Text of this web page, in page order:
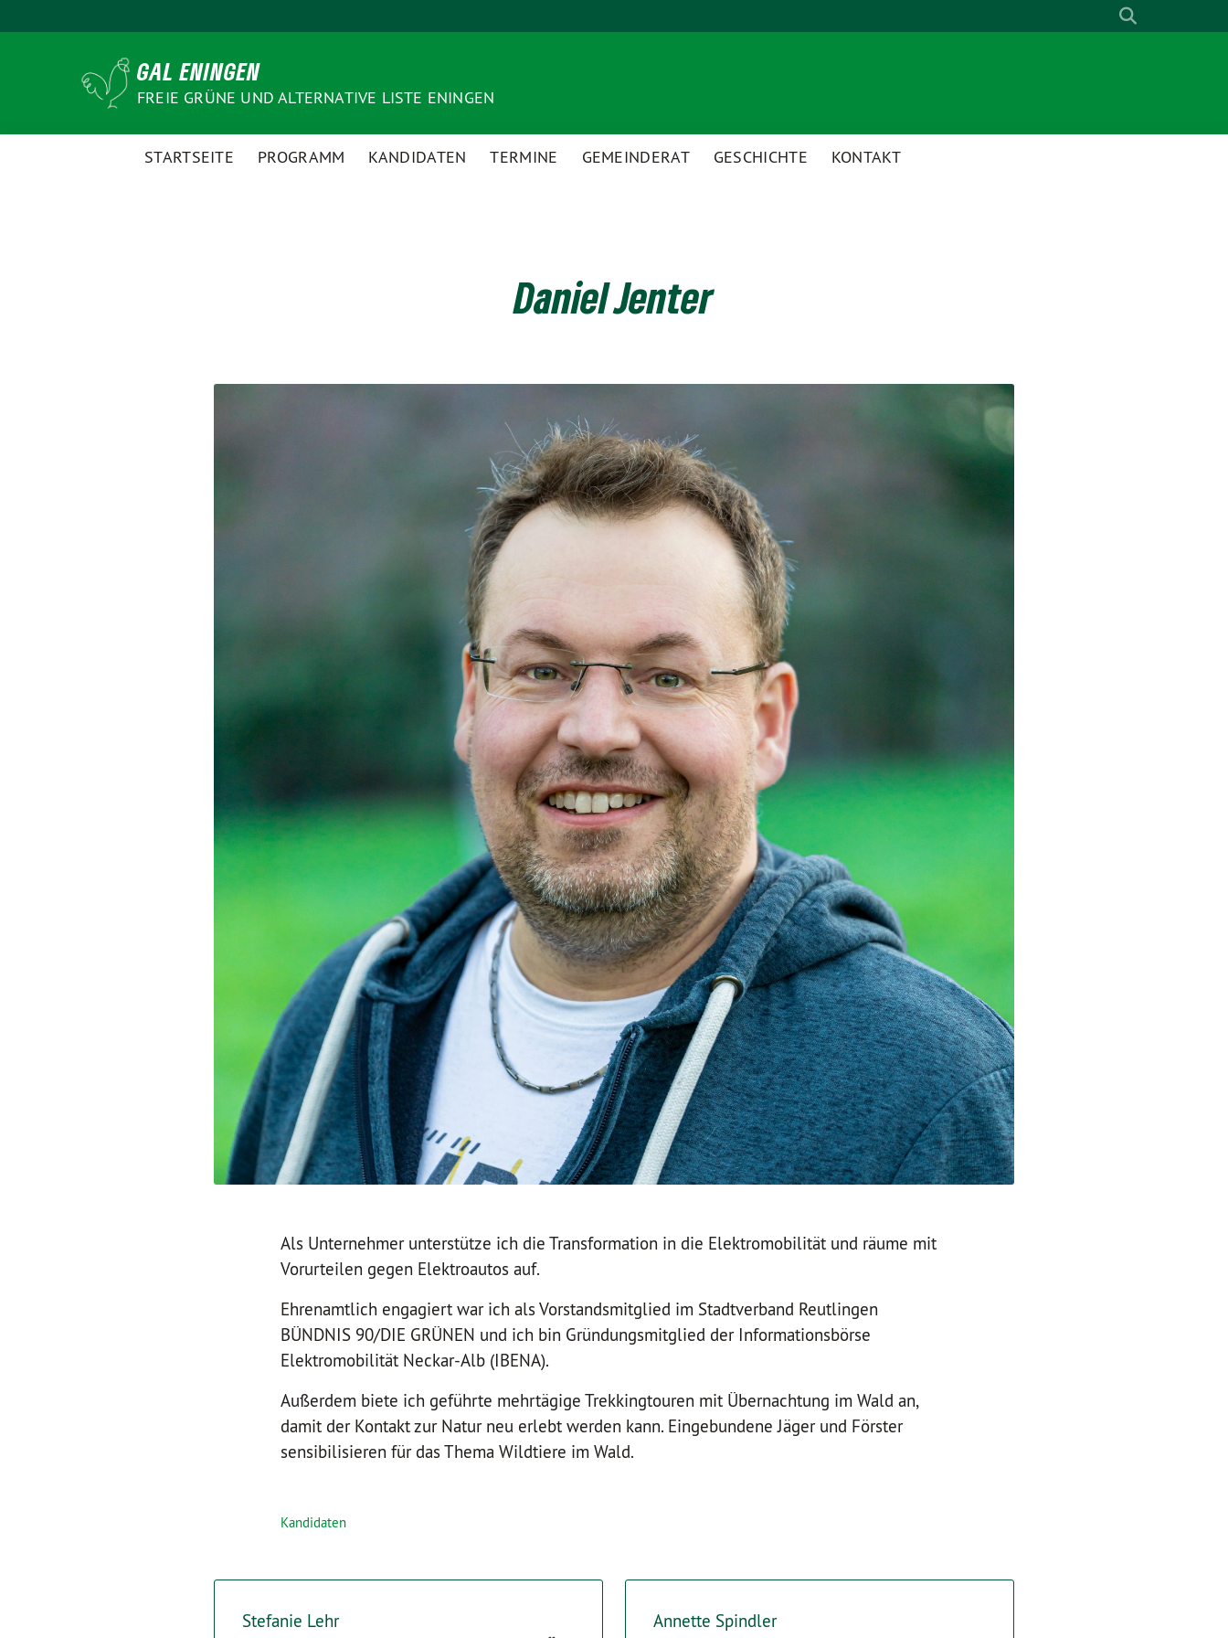
zum
GAL ENINGEN
FREIE GRÜNE UND ALTERNATIVE LISTE ENINGEN
STARTSEITE PROGRAMM KANDIDATEN TERMINE GEMEINDERAT GESCHICHTE KONTAKT
Daniel Jenter
Als Unternehmer unterstütze ich die Transformation in die Elektromobilität und räume mit
Vorurteilen gegen Elektroautos auf.
Ehrenamtlich engagiert war ich als Vorstandsmitglied im Stadtverband Reutlingen
BÜNDNIS 90/DIE GRÜNEN und ich bin Gründungsmitglied der Informationsbörse
Elektromobilität Neckar-Alb (IBENA).
Außerdem biete ich geführte mehrtägige Trekkingtouren mit Übernachtung im Wald an,
damit der Kontakt zur Natur neu erlebt werden kann. Eingebundene Jäger und Förster
sensibilisieren für das Thema Wildtiere im Wald.
Kandidaten
Stefanie Lehr Annette Spindler